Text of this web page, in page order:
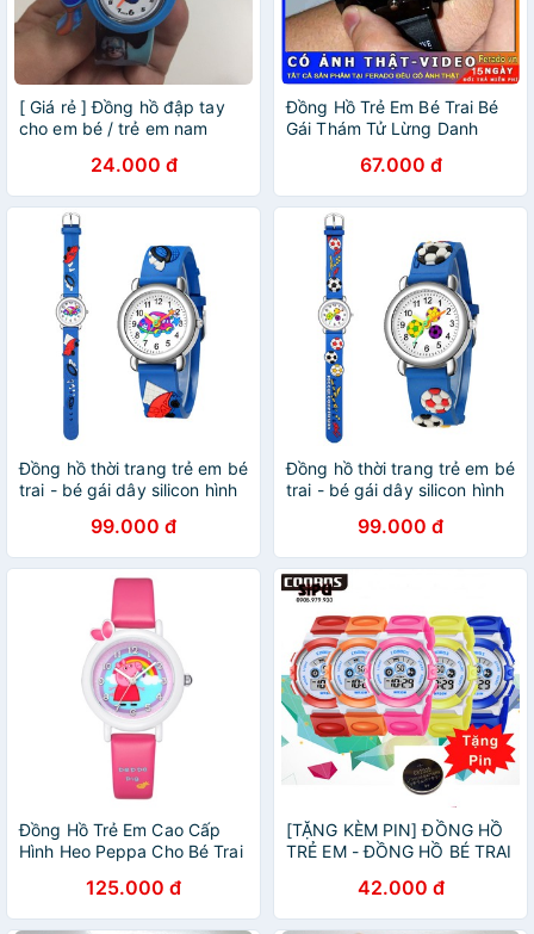
[ Giá rẻ ] Đồng hồ đập tay
cho em bé / trẻ em nam
24.000 đ
Đồng Hồ Trẻ Em Bé Trai Bé
Gái Thám Tử Lừng Danh
67.000 đ
Đồng hồ thời trang trẻ em bé
trai - bé gái dây silicon hình
99.000 đ
Đồng hồ thời trang trẻ em bé
trai - bé gái dây silicon hình
99.000 đ
Đồng Hồ Trẻ Em Cao Cấp
Hình Heo Peppa Cho Bé Trai
125.000 đ
[TẶNG KÈM PIN] ĐỒNG HỒ
TRẺ EM - ĐỒNG HỒ BÉ TRAI
LED 7 MÀU42.000 đ